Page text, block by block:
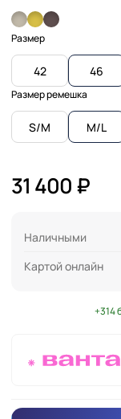
Размер
42 46
Размер ремешка
S/M M/L
31 400 ₽
Наличными
Картой онлайн
+314